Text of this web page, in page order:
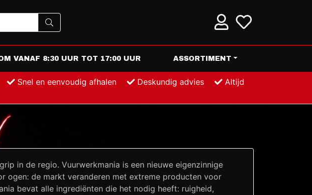
VANAF 8:30 UUR TOT 17:00 UUR ASSORTIMENT
Snel en eenvoudig afhalen Deskundig advies
Altijd
in de regio. Vuurwerkmania is een nieuwe eigenzinnige
ogen: de markt veranderen met extreme producten voor
bevat alle ingrediënten die het nodig heeft: ruigheid,